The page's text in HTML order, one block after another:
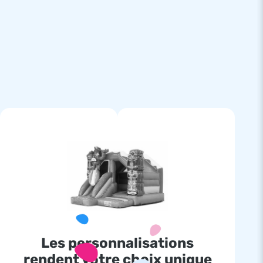
Les personnalisations
rendent votre choix unique